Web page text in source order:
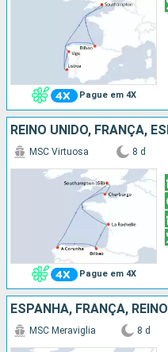
Pague em 4X
REINO UNIDO, FRANÇA,
Pague em 4X
MSC Virtuosa 8 d
ESPANHA, FRANÇA,
MSC Meraviglia 8 d